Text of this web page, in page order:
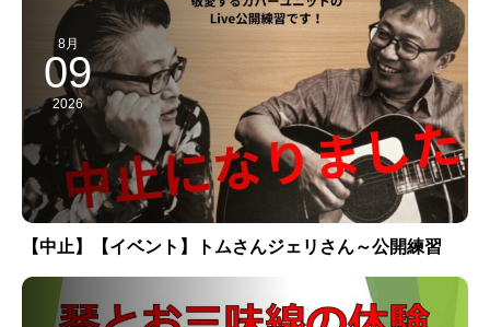
8月
09
2026
【中止】【イベント】トムさんジェリさん～公開練習